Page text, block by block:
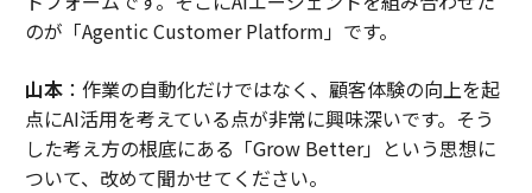
のが「Agentic Customer Platform」です。
山本：作業の自動化だけではなく、顧客体験の向上を起
点にAI活用を考えている点が非常に興味深いです。そう
した考え方の根底にある「Grow Better」という思想に
ついて、改めて聞かせてください。